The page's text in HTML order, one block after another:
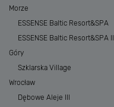
Morze
ESSENSE Baltic Resort&SPA
ESSENSE Baltic Resort&SPA II
Góry
Szklarska Village
Wrocław
Dębowe Aleje III